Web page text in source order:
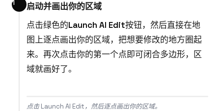
启动并画出你的区域
点击绿色的Launch AI Edit按钮，然后直接在地
图上逐点画出你的区域，把想要修改的地方圈起
来。再次点击你的第一个点即可闭合多边形，区
域就画好了。
点击 Launch AI Edit，然后逐点画出你的区域。